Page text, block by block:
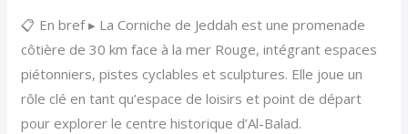
📋 En bref ▸ La Corniche de Jeddah est une promenade
côtière de 30 km face à la mer Rouge, intégrant espaces
piétonniers, pistes cyclables et sculptures. Elle joue un
rôle clé en tant qu’espace de loisirs et point de départ
pour explorer le centre historique d’Al-Balad.
à
la
mer
Rouge